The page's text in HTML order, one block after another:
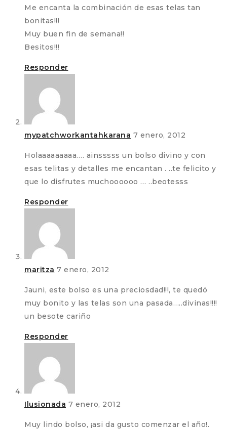
Me encanta la combinación de esas telas tan
bonitas!!!
Muy buen fin de semana!!
Besitos!!!
Responder
mypatchworkantahkarana 7 enero, 2012
Holaaaaaaaaa…. ainsssss un bolso divino y con
esas telitas y detalles me encantan . ..te felicito y
que lo disfrutes muchoooooo … ..beotesss
Responder
maritza 7 enero, 2012
Jauni, este bolso es una preciosdad!!!, te quedó
muy bonito y las telas son una pasada…..divinas!!!!
un besote cariño
Responder
Ilusionada 7 enero, 2012
Muy lindo bolso, ¡asi da gusto comenzar el año!.